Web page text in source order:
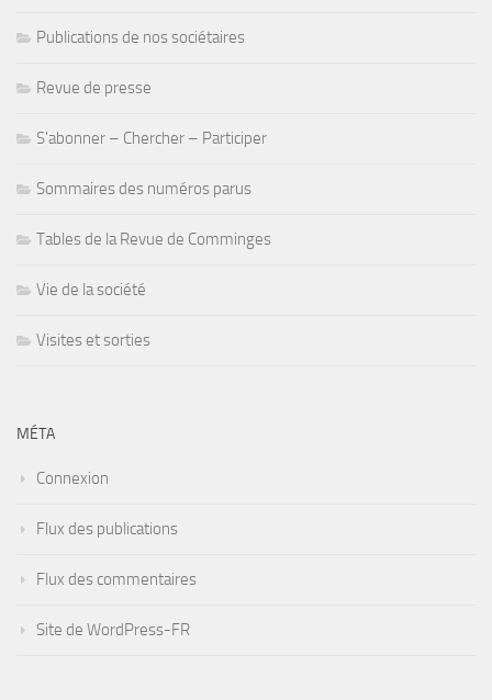
Publications de nos sociétaires
Revue de presse
S'abonner – Chercher – Participer
Sommaires des numéros parus
Tables de la Revue de Comminges
Vie de la société
Visites et sorties
MÉTA
Connexion
Flux des publications
Flux des commentaires
Site de WordPress-FR